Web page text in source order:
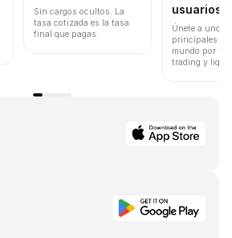
Sin cargos ocultos. La
tasa cotizada es la tasa
final que pagas.
usuarios
Únete a uno
principales
mundo por
trading y